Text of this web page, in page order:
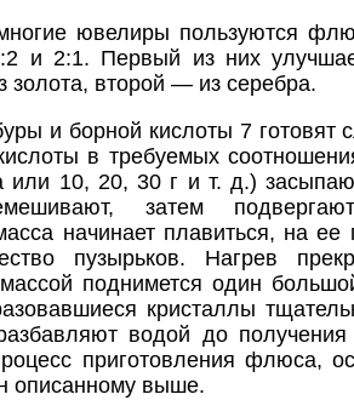
ювелиры пользуются
и 2:1. Первый из них
золота, второй — из серебра.
и борной кислоты 7 готовят
в требуемых
или 10, 20, 30 г и т. д.)
затем
начинает плавиться, на ее
пузырьков. Нагрев
поднимется один
кристаллы
водой до
приготовления флюса,
описанному выше.